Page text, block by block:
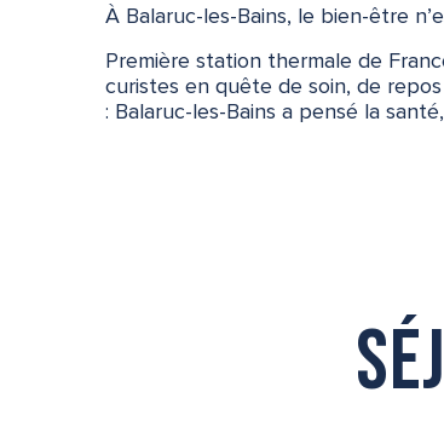
À Balaruc-les-Bains, le bien-être
Première station thermale de
curistes en quête de soin, de
: Balaruc-les-Bains a pensé la